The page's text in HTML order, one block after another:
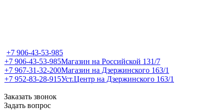
+7 906-43-53-985
+7 906-43-53-985Магазин на Российской 131/7
+7 967-31-32-200Магазин на Дзержинского 163/1
+7 952-83-28-915Уст.Центр на Дзержинского 163/1
Заказать звонок
Задать вопрос